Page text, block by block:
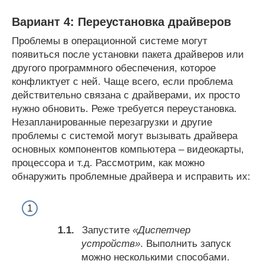
Вариант 4: Переустановка драйверов
Проблемы в операционной системе могут
появиться после установки пакета драйверов или
другого программного обеспечения, которое
конфликтует с ней. Чаще всего, если проблема
действительно связана с драйверами, их просто
нужно обновить. Реже требуется переустановка.
Незапланированные перезагрузки и другие
проблемы с системой могут вызывать драйвера
основных компонентов компьютера – видеокарты,
процессора и т.д. Рассмотрим, как можно
обнаружить проблемные драйвера и исправить их:
Запустите «Диспетчер
устройств». Выполнить запуск
можно несколькими способами.